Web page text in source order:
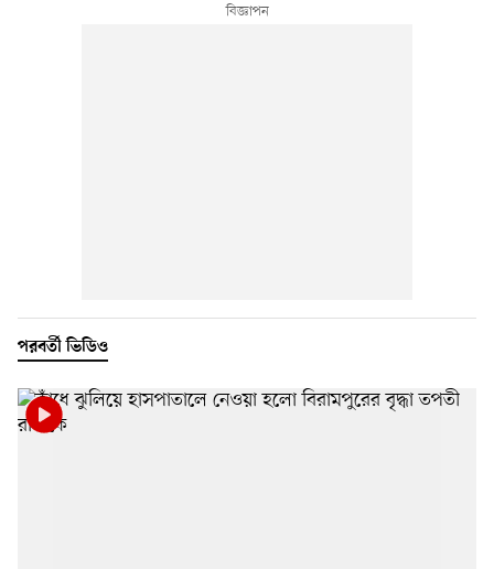
পরবর্তী ভিডিও